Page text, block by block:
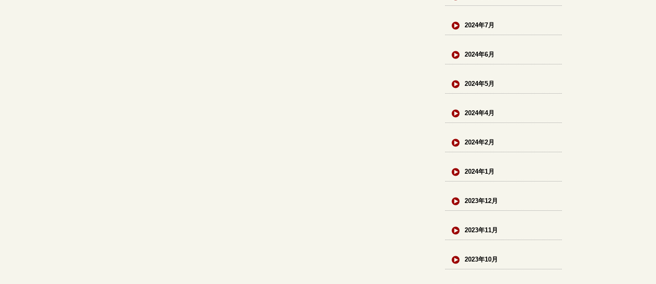
2024年7月
2024年6月
2024年5月
2024年4月
2024年2月
2024年1月
2023年12月
2023年11月
2023年10月